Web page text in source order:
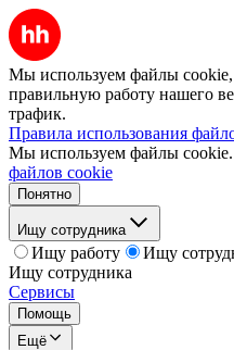
Мы используем файлы cookie,
правильную работу нашего
трафик.
Правила использования
Мы используем файлы cookie.
файлов cookie
Понятно
Ищу сотрудника
Ищу работу
Ищу
Ищу сотрудника
Сервисы
Помощь
Ещё